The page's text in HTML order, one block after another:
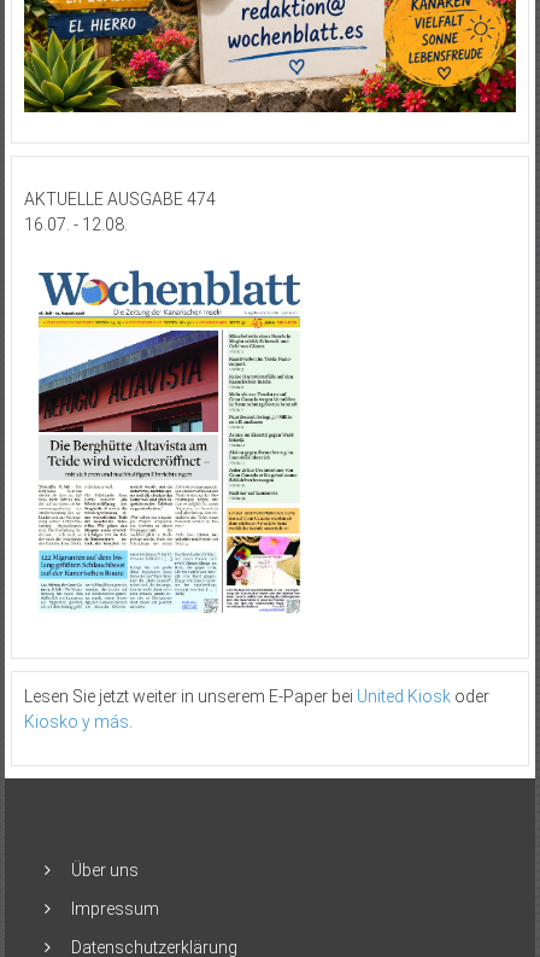
AKTUELLE AUSGABE 474
16.07. - 12.08.
Lesen Sie jetzt weiter in unserem E-Paper bei United Kioskoder
Kiosko y más
Über uns
Impressum
Datenschutzerklärung